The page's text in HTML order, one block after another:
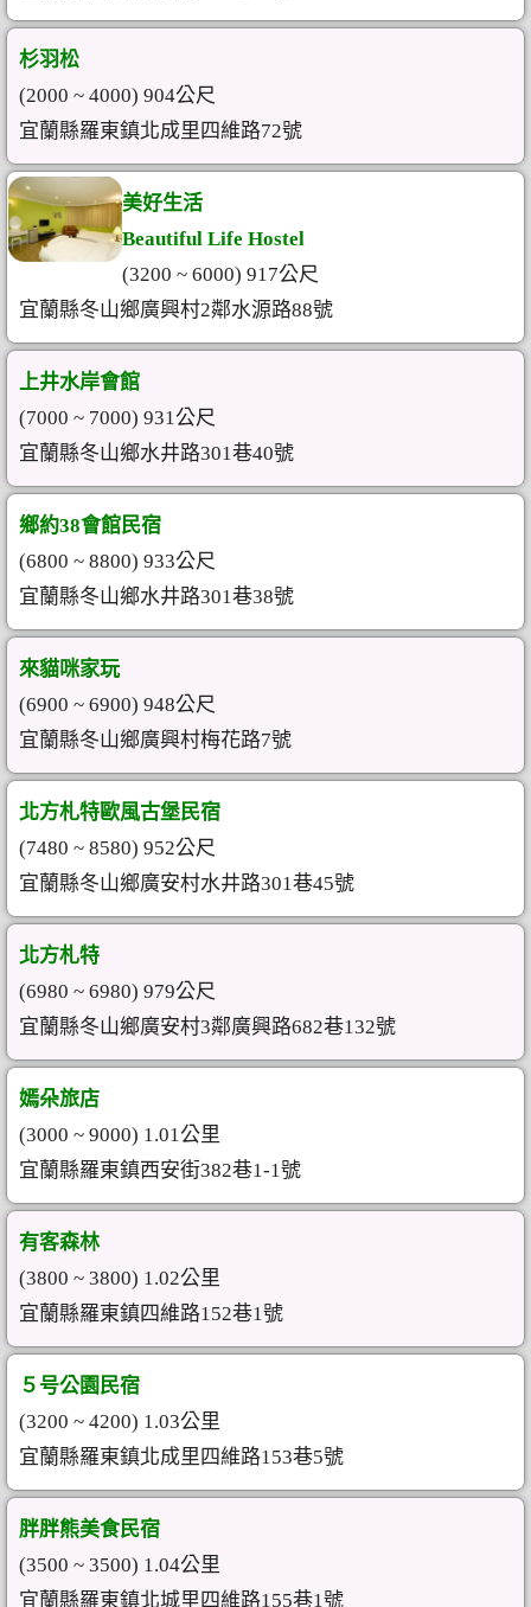
杉羽松
(2000 ~ 4000) 904公尺
宜蘭縣羅東鎮北成里四維路72號
美好生活
Beautiful Life Hostel
(3200 ~ 6000) 917公尺
宜蘭縣冬山鄉廣興村2鄰水源路88號
上井水岸會館
(7000 ~ 7000) 931公尺
宜蘭縣冬山鄉水井路301巷40號
鄉約38會館民宿
(6800 ~ 8800) 933公尺
宜蘭縣冬山鄉水井路301巷38號
來貓咪家玩
(6900 ~ 6900) 948公尺
宜蘭縣冬山鄉廣興村梅花路7號
北方札特歐風古堡民宿
(7480 ~ 8580) 952公尺
宜蘭縣冬山鄉廣安村水井路301巷45號
北方札特
(6980 ~ 6980) 979公尺
宜蘭縣冬山鄉廣安村3鄰廣興路682巷132號
嫣朵旅店
(3000 ~ 9000) 1.01公里
宜蘭縣羅東鎮西安街382巷1-1號
有客森林
(3800 ~ 3800) 1.02公里
宜蘭縣羅東鎮四維路152巷1號
５号公園民宿
(3200 ~ 4200) 1.03公里
宜蘭縣羅東鎮北成里四維路153巷5號
胖胖熊美食民宿
(3500 ~ 3500) 1.04公里
宜蘭縣羅東鎮北城里四維路155巷1號